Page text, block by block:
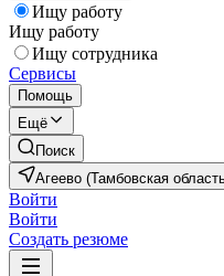
Ищу работу
Ищу работу
Ищу сотрудника
Сервисы
Помощь
Ещё
Поиск
Агеево (Тамбовская
Войти
Войти
Создать резюме